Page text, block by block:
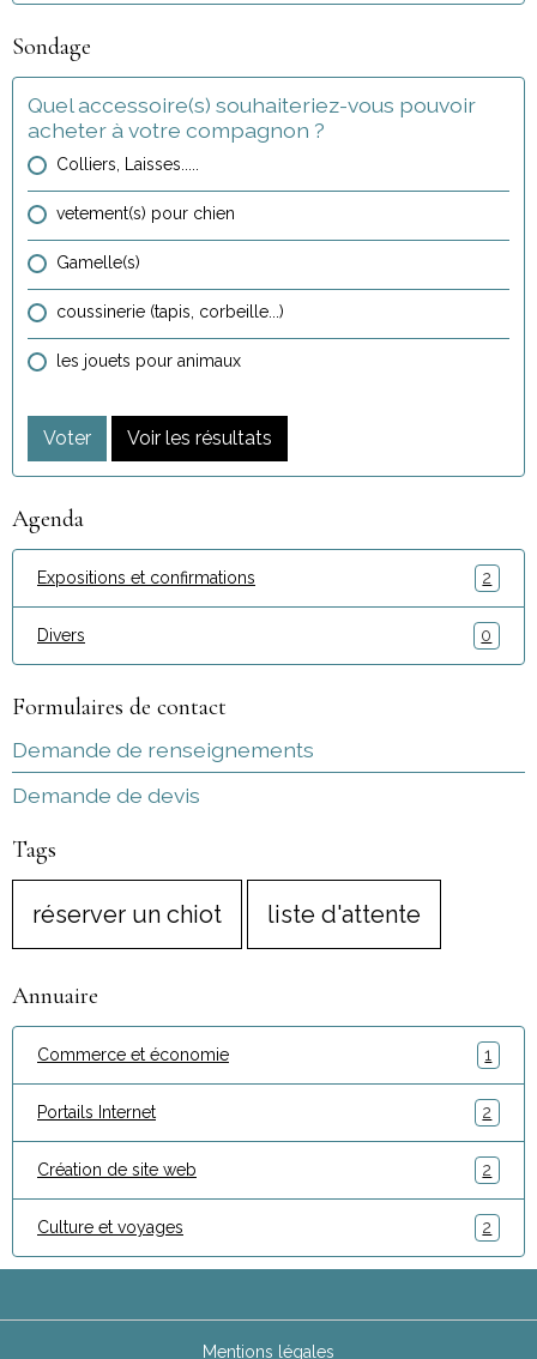
Sondage
Quel accessoire(s) souhaiteriez-vous pouvoir
acheter à votre compagnon ?
Colliers, Laisses.....
vetement(s) pour chien
Gamelle(s)
coussinerie (tapis, corbeille...)
les jouets pour animaux
Voter Voir les résultats
Agenda
Expositions et confirmations 2
Divers 0
Formulaires de contact
Demande de renseignements
Demande de devis
Tags
réserver un chiot liste d'attente
Annuaire
Commerce et économie 1
Portails Internet 2
Création de site web 2
Culture et voyages 2
Mentions légales